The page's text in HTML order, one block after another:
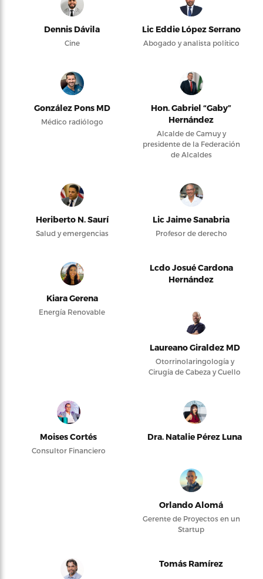
Dennis Dávila
Cine
Lic Eddie López Serrano
Abogado y analista político
González Pons MD
Médico radiólogo
Hon. Gabriel “Gaby”
Hernández
Alcalde de Camuy y
presidente de la Federación
de Alcaldes
Heriberto N. Saurí
Salud y emergencias
Lic Jaime Sanabria
Profesor de derecho
Kiara Gerena
Energía Renovable
Lcdo Josué Cardona
Hernández
Laureano Giraldez MD
Otorrinolaringología y
Cirugía de Cabeza y Cuello
Moises Cortés
Consultor Financiero
Dra. Natalie Pérez Luna
Orlando Alomá
Gerente de Proyectos en un
Startup
Tomás Ramírez